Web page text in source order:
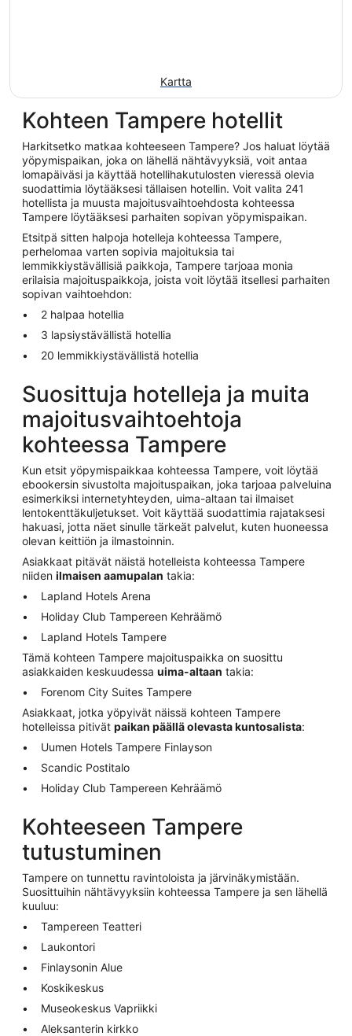
Kartta
Kohteen Tampere hotellit
Harkitsetko matkaa kohteeseen Tampere? Jos haluat löytää
yöpymispaikan, joka on lähellä nähtävyyksiä, voit antaa
lomapäiväsi ja käyttää hotellihakutulosten vieressä olevia
suodattimia löytääksesi tällaisen hotellin. Voit valita 241
hotellista ja muusta majoitusvaihtoehdosta kohteessa
Tampere löytääksesi parhaiten sopivan yöpymispaikan.
Etsitpä sitten halpoja hotelleja kohteessa Tampere,
perhelomaa varten sopivia majoituksia tai
lemmikkiystävällisiä paikkoja, Tampere tarjoaa monia
erilaisia majoituspaikkoja, joista voit löytää itsellesi parhaiten
sopivan vaihtoehdon:
2 halpaa hotellia
3 lapsiystävällistä hotellia
20 lemmikkiystävällistä hotellia
Suosittuja hotelleja ja muita
majoitusvaihtoehtoja
kohteessa Tampere
Kun etsit yöpymispaikkaa kohteessa Tampere, voit löytää
ebookersin sivustolta majoituspaikan, joka tarjoaa palveluina
esimerkiksi internetyhteyden, uima-altaan tai ilmaiset
lentokenttäkuljetukset. Voit käyttää suodattimia rajataksesi
hakuasi, jotta näet sinulle tärkeät palvelut, kuten huoneessa
olevan keittiön ja ilmastoinnin.
Asiakkaat pitävät näistä hotelleista kohteessa Tampere
niiden ilmaisen aamupalan takia:
Lapland Hotels Arena
Holiday Club Tampereen Kehräämö
Lapland Hotels Tampere
Tämä kohteen Tampere majoituspaikka on suosittu
asiakkaiden keskuudessa uima-altaan takia:
Forenom City Suites Tampere
Asiakkaat, jotka yöpyivät näissä kohteen Tampere
hotelleissa pitivät paikan päällä olevasta kuntosalista:
Uumen Hotels Tampere Finlayson
Scandic Postitalo
Holiday Club Tampereen Kehräämö
Kohteeseen Tampere
tutustuminen
Tampere on tunnettu ravintoloista ja järvinäkymistään.
Suosittuihin nähtävyyksiin kohteessa Tampere ja sen lähellä
kuuluu:
Tampereen Teatteri
Laukontori
Finlaysonin Alue
Koskikeskus
Museokeskus Vapriikki
Aleksanterin kirkko